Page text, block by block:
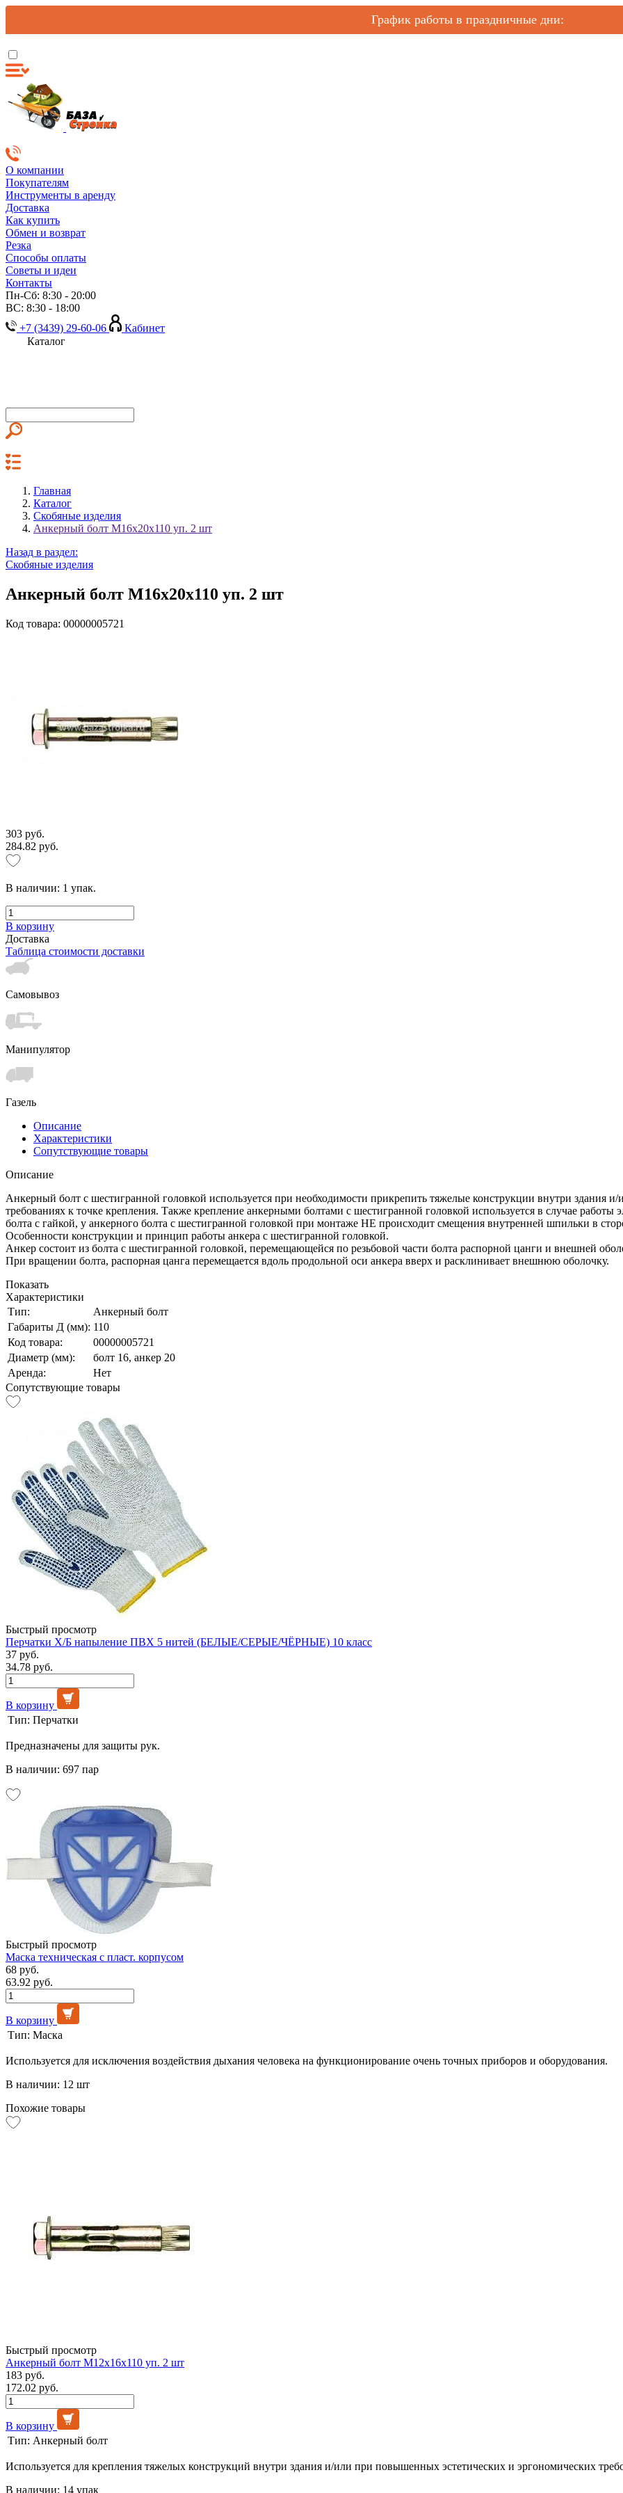
График работы в праздничные дни:
О компании
Покупателям
Инструменты в аренду
Доставка
Как купить
Обмен и возврат
Резка
Способы оплаты
Советы и идеи
Контакты
Пн-Сб: 8:30 - 20:00
ВС: 8:30 - 18:00
+7 (3439) 29-60-06
Кабинет
Каталог
Главная
Каталог
Скобяные изделия
Анкерный болт М16х20х110 уп. 2 шт
Назад в раздел:
Скобяные изделия
Анкерный болт М16х20х110 уп. 2 шт
Код товара: 00000005721
303 руб.
284.82 руб.
В наличии: 1 упак.
В корзину
Доставка
Таблица стоимости доставки
Самовывоз
Манипулятор
Газель
Описание
Характеристики
Сопутствующие товары
Описание
Анкерный болт с шестигранной головкой используется при необходимости прикрепить тяжелые конструкции внутри здания
требованиях к точке крепления. Также крепление анкерными болтами с шестигранной головкой используется в случае работы
болта с гайкой, у анкерного болта с шестигранной головкой при монтаже НЕ происходит смещения внутренней шпильки в
Особенности конструкции и принцип работы анкера с шестигранной головкой.
Анкер состоит из болта с шестигранной головкой, перемещающейся по резьбовой части болта распорной цанги и внешней
При вращении болта, распорная цанга перемещается вдоль продольной оси анкера вверх и расклинивает внешнюю оболочку.
Показать
Характеристики
Тип:
Анкерный болт
Габариты Д (мм): 110
Код товара:
00000005721
Диаметр (мм):
болт 16, анкер 20
Аренда:
Нет
Сопутствующие товары
Быстрый просмотр
Перчатки Х/Б напыление ПВХ 5 нитей (БЕЛЫЕ/СЕРЫЕ/ЧЁРНЫЕ) 10 класс
37 руб.
34.78 руб.
В корзину
Тип: Перчатки
Предназначены для защиты рук.
В наличии: 697 пар
Быстрый просмотр
Маска техническая с пласт. корпусом
68 руб.
63.92 руб.
В корзину
Тип: Маска
Используется для исключения воздействия дыхания человека на функционирование очень точных приборов и оборудования.
В наличии: 12 шт
Похожие товары
Быстрый просмотр
Анкерный болт М12х16х110 уп. 2 шт
183 руб.
172.02 руб.
В корзину
Тип: Анкерный болт
Используется для крепления тяжелых конструкций внутри здания и/или при повышенных эстетических и эргономических
В наличии: 14 упак